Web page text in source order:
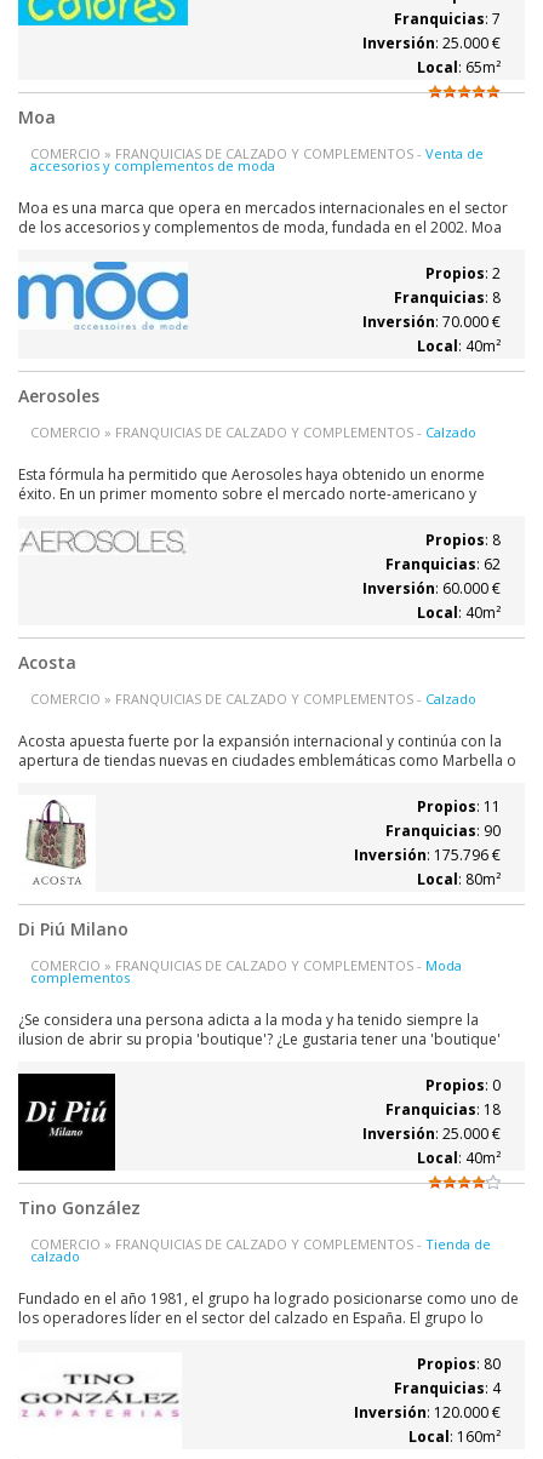
marcha...
Franquicias: 7
Inversión: 25.000 €
Local: 65m²
Moa
COMERCIO » FRANQUICIAS DE CALZADO Y COMPLEMENTOS - Venta de
accesorios y complementos de moda
Moa es una marca que opera en mercados internacionales en el sector
de los accesorios y complementos de moda, fundada en el 2002. Moa
de venta (tiendas, corners y shops in shops). Moa es una empresa
orientada a objetivos y en el...
Propios: 2
Franquicias: 8
Inversión: 70.000 €
Local: 40m²
Aerosoles
COMERCIO » FRANQUICIAS DE CALZADO Y COMPLEMENTOS - Calzado
Esta fórmula ha permitido que Aerosoles haya obtenido un enorme
éxito. En un primer momento sobre el mercado norte-americano y
americano podría ser conseguido en Europa y así el Grupo Aerosoles
Portugal, asumió la...
Propios: 8
Franquicias: 62
Inversión: 60.000 €
Local: 40m²
Acosta
COMERCIO » FRANQUICIAS DE CALZADO Y COMPLEMENTOS - Calzado
Acosta apuesta fuerte por la expansión internacional y continúa con la
apertura de tiendas nuevas en ciudades emblemáticas como Marbella o
Propios: 11
Franquicias: 90
Inversión: 175.796 €
Local: 80m²
Di Piú Milano
COMERCIO » FRANQUICIAS DE CALZADO Y COMPLEMENTOS - Moda
complementos
¿Se considera una persona adicta a la moda y ha tenido siempre la
ilusion de abrir su propia 'boutique'? ¿Le gustaria tener una 'boutique'
entren en su establecimiento? ¿Le gustaría que sus clientes se quedaran
perplejos al ver...
Propios: 0
Franquicias: 18
Inversión: 25.000 €
Local: 40m²
Tino González
COMERCIO » FRANQUICIAS DE CALZADO Y COMPLEMENTOS - Tienda de
calzado
Fundado en el año 1981, el grupo ha logrado posicionarse como uno de
los operadores líder en el sector del calzado en España. El grupo lo
50 puntos de venta , dedicada a la venta de calzado de hombre y mujer,
la compañía KIDS CLUB...
Propios: 80
Franquicias: 4
Inversión: 120.000 €
Local: 160m²